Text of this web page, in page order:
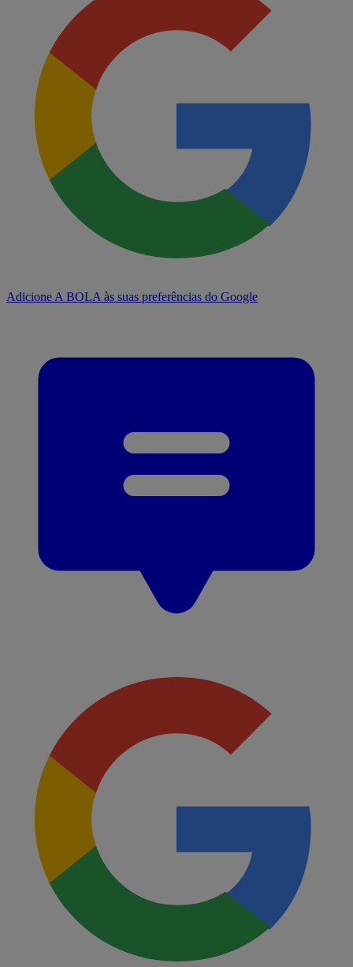
Adicione A BOLA às suas preferências do Google